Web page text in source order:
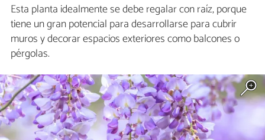
Esta planta idealmente se debe regalar con raíz, porque
tiene un gran potencial para desarrollarse para cubrir
muros y decorar espacios exteriores como balcones o
pérgolas.